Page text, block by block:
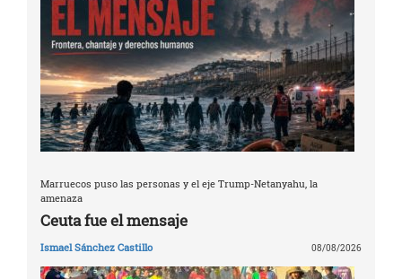
Marruecos puso las personas y el eje Trump-Netanyahu, la
amenaza
Ceuta fue el mensaje
Ismael Sánchez Castillo 08/08/2026